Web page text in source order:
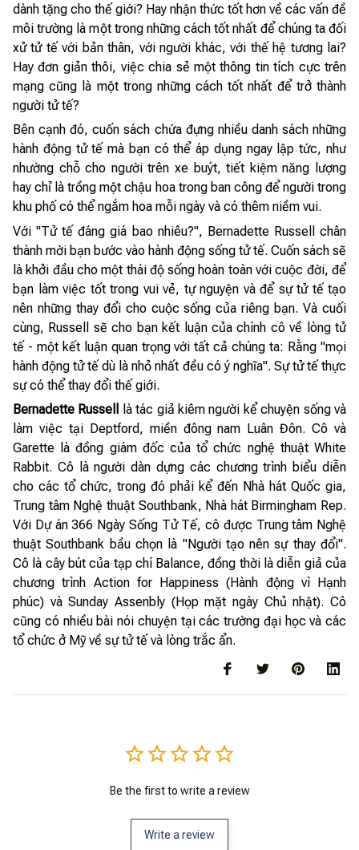
dành tặng cho thế giới? Hay nhận thức tốt hơn về các vấn đề
môi trường là một trong những cách tốt nhất để chúng ta đối
xử tử tế với bản thân, với người khác, với thế hệ tương lai?
Hay đơn giản thôi, việc chia sẻ một thông tin tích cực trên
mạng cũng là một trong những cách tốt nhất để trở thành
người tử tế?
Bên cạnh đó, cuốn sách chứa đựng nhiều danh sách những
hành động tử tế mà bạn có thể áp dụng ngay lập tức, như
nhường chỗ cho người trên xe buýt, tiết kiệm năng lượng
hay chỉ là trồng một chậu hoa trong ban công để người trong
khu phố có thể ngắm hoa mỗi ngày và có thêm niềm vui.
Với "Tử tế đáng giá bao nhiêu?", Bernadette Russell chân
thành mời bạn bước vào hành động sống tử tế. Cuốn sách sẽ
là khởi đầu cho một thái độ sống hoàn toàn với cuộc đời, để
bạn làm việc tốt trong vui vẻ, tự nguyện và để sự tử tế tạo
nên những thay đổi cho cuộc sống của riêng bạn. Và cuối
cùng, Russell sẽ cho bạn kết luận của chính cô về lòng tử
tế - một kết luận quan trọng với tất cả chúng ta: Rằng "mọi
hành động tử tế dù là nhỏ nhất đều có ý nghĩa". Sự tử tế thực
sự có thể thay đổi thế giới.
Bernadette Russell
là tác giả kiêm người kể chuyện sống và
làm việc tại Deptford, miền đông nam Luân Đôn. Cô và
Garette là đồng giám đốc của tổ chức nghệ thuật White
Rabbit. Cô là người dàn dựng các chương trình biểu diễn
cho các tổ chức, trong đó phải kể đến Nhà hát Quốc gia,
Trung tâm Nghệ thuật Southbank, Nhà hát Birmingham Rep.
Với Dự án 366 Ngày Sống Tử Tế, cô được Trung tâm Nghệ
thuật Southbank bầu chọn là "Người tạo nên sự thay đổi".
Cô là cây bút của tạp chí Balance, đồng thời là diễn giả của
chương trình Action for Happiness (Hành động vì Hạnh
phúc) và Sunday Assenbly (Họp mặt ngày Chủ nhật). Cô
cũng có nhiều bài nói chuyện tại các trường đại học và các
tổ chức ở Mỹ về sự tử tế và lòng trắc ẩn.
Be the first to write a review
Write a review